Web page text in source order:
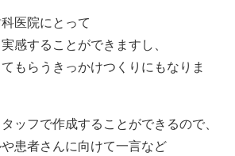
医院にとって
感することができますし、
もらうきっかけつくりにもなりま
ッフで作成することができるので、
患者さんに向けて一言など